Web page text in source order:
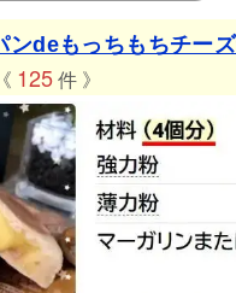
deもっちもちチー
125件 》